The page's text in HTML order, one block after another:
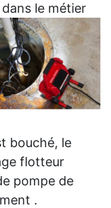
le métier
bouché, le
flotteur
pompe de
.